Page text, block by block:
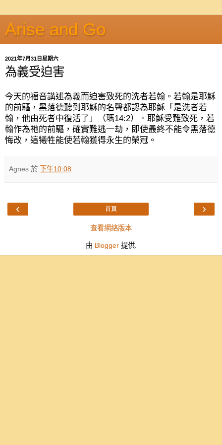
Arise and Go
2021年7月31日星期六
為義受迫害
今天的福音講述為義而迫害致死的洗者若翰。若翰是耶穌
的前驅，黑落德聽到耶穌的名聲都認為耶穌「是洗者若
翰，他由死者中復活了」（瑪14:2）。耶穌受難致死，若
翰作為祂的前驅，確實難逃一劫，即使最終不能令黑落德
悔改，這犧牲能使若翰獲得永生的榮冠。
Agnes 於 下午10:08
‹ ›
首頁
查看網絡版本
由 Blogger提供.